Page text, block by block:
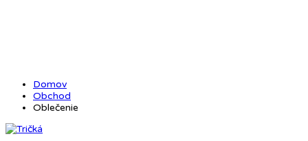
Domov
Obchod
Oblečenie